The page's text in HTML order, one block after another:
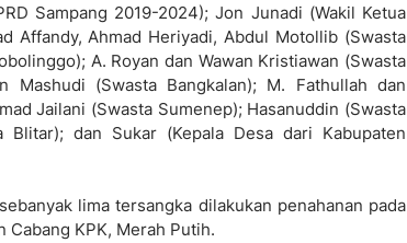
Sampang 2019-2024); Jon Junadi (Wakil Ketua
Affandy, Ahmad Heriyadi, Abdul Motollib (Swasta
A. Royan dan Wawan Kristiawan (Swasta
Mashudi (Swasta Bangkalan); M. Fathullah dan
Jailani (Swasta Sumenep); Hasanuddin (Swasta
Blitar); dan Sukar (Kepala Desa dari Kabupaten
lima tersangka dilakukan penahanan pada
KPK, Merah Putih.